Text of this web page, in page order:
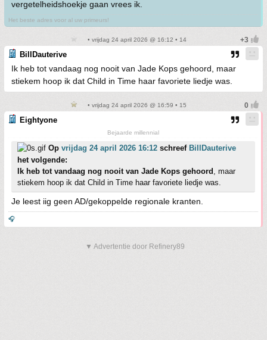
vergetelheidshoekje gaan vrees ik.
Het beste adres voor al uw primeurs!
• vrijdag 24 april 2026 @ 16:12 • 14
BillDauterive
Ik heb tot vandaag nog nooit van Jade Kops gehoord, maar
stiekem hoop ik dat Child in Time haar favoriete liedje was.
• vrijdag 24 april 2026 @ 16:59 • 15
Eightyone
Bejaarde millennial
Op vrijdag 24 april 2026 16:12 schreef BillDauterive
het volgende:
Ik heb tot vandaag nog nooit van Jade Kops gehoord
, maar
stiekem hoop ik dat Child in Time haar favoriete liedje was.
Je leest iig geen AD/gekoppelde regionale kranten.
🎧
▼ Advertentie door Refinery89